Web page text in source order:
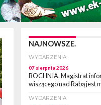
NAJNOWSZE.
WYDARZENIA
07 sierpnia 2026
BOCHNIA. Magistrat
wiszącego nad Rabą jest
WYDARZENIA